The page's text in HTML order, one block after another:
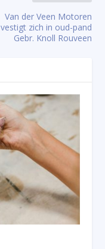
Van der Veen Motoren
vestigt zich in oud-pand
Gebr. Knoll Rouveen